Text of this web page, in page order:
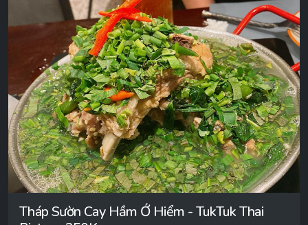
Tháp Sườn Cay Hầm Ớ Hiểm - TukTuk Thai